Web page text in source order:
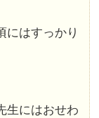
にはすっかり
生にはおせわ